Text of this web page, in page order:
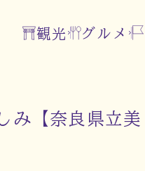
観光 グルメ
み【奈良県立美